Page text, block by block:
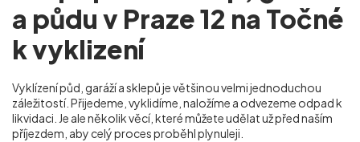
a půdu v Praze 12 na Točné
k vyklizení
Vyklízení půd, garáží a sklepů je většinou velmi jednoduchou
záležitostí. Přijedeme, vyklidíme, naložíme a odvezeme odpad k
likvidaci. Je ale několik věcí, které můžete udělat už před naším
příjezdem, aby celý proces proběhl plynuleji.